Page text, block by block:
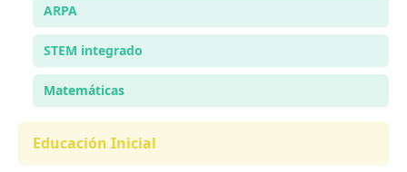
ARPA
STEM integrado
Matemáticas
Educación Inicial